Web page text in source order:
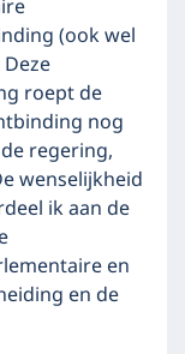
(ook wel
roept de
nog
regering,
wenselijkheid
ik aan de
en
en de